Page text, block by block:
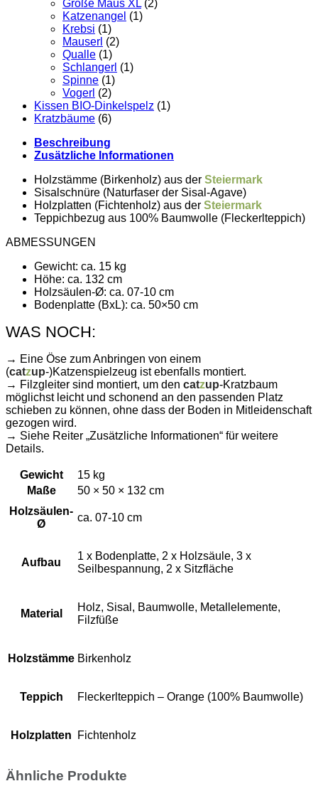
Große Maus XL (2)
Katzenangel (1)
Krebsi (1)
Mauserl (2)
Qualle (1)
Schlangerl (1)
Spinne (1)
Vogerl (2)
Kissen BIO-Dinkelspelz (1)
Kratzbäume (6)
Beschreibung
Zusätzliche Informationen
Holzstämme (Birkenholz) aus der Steiermark
Sisalschnüre (Naturfaser der Sisal -Agave)
Holzplatten (Fichtenholz) aus der Steiermark
Teppichbezug aus 100% Baumwolle (Fleckerlteppich)
ABMESSUNGEN
Gewicht: ca. 15 kg
Höhe: ca. 132 cm
Holzsäulen-Ø: ca. 07-10 cm
Bodenplatte (BxL): ca. 50×50 cm
WAS NOCH:
→ Eine Öse zum Anbringen von einem
(catzup-)Katzenspielzeug ist ebenfalls montiert.
→ Filzgleiter sind montiert, um den catzup-Kratzbaum
möglichst leicht und schonend an den passenden Platz
schieben zu können, ohne dass der Boden in Mitleidenschaft
gezogen wird.
→ Siehe Reiter „Zusätzliche Informationen“ für weitere
Details.
Gewicht
15 kg
Maße
50 × 50 × 132 cm
Holzsäulen-
Ø
ca. 07-10 cm
Aufbau
1 x Bodenplatte, 2 x Holzsäule, 3 x
Seilbespannung, 2 x Sitzfläche
Material
Holz, Sisal, Baumwolle, Metallelemente,
Filzfüße
Holzstämme Birkenholz
Teppich Fleckerlteppich – Orange (100% Baumwolle)
Holzplatten Fichtenholz
Ähnliche Produkte